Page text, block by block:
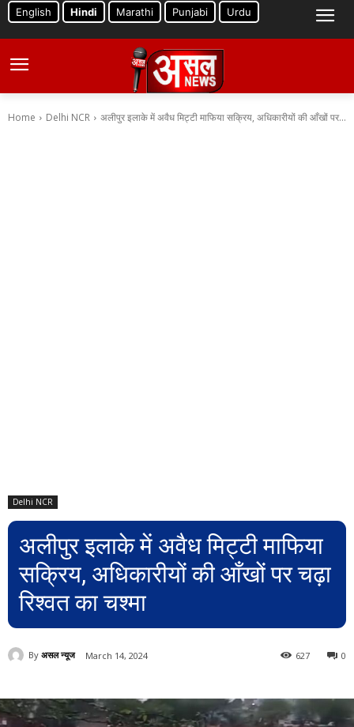
English Hindi Marathi Punjabi Urdu
Home Delhi NCR अलीपुर इलाके में अवैध मिट्टी माफिया सक्रिय, अधिकारीयों की आँखों पर...
Delhi NCR
अलीपुर इलाके में अवैध मिट्टी माफिया
सक्रिय, अधिकारीयों की आँखों पर चढ़ा
रिश्वत का चश्मा
By असल न्यूज March 14, 2024 0
627